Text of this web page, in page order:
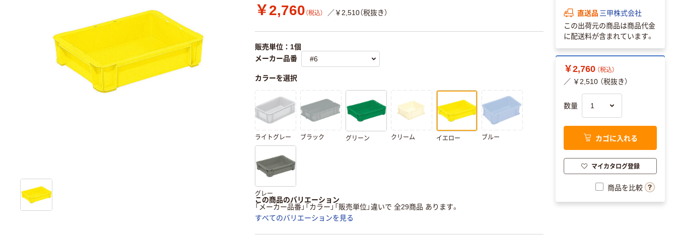
￥2,760 （税込） ／￥2,510（税抜き）
販売単位：1個
メーカー品番
カラーを選択
ライトグレー ブラック グリーン クリーム イエロー ブルー
グレー
この商品のバリエーション
「メーカー品番」「カラー」「販売単位」違いで 全29商品 あります。
すべてのバリエーションを見る
直送品 三甲株式会社
この出荷元の商品は商品代金
に配送料が含まれています。
￥2,760 （税込）
／ ￥2,510 （税抜き）
数量
カゴに入れる
マイカタログ登録
商品を比較